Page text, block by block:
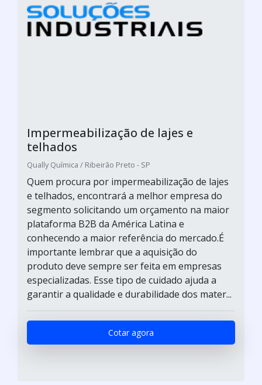
Impermeabilização de lajes e
telhados
Qually Química / Ribeirão Preto - SP
Quem procura por impermeabilização de lajes
e telhados, encontrará a melhor empresa do
segmento solicitando um orçamento na maior
plataforma B2B da América Latina e
conhecendo a maior referência do mercado.É
importante lembrar que a aquisição do
produto deve sempre ser feita em empresas
especializadas. Esse tipo de cuidado ajuda a
garantir a qualidade e durabilidade dos mater...
Cotar agora